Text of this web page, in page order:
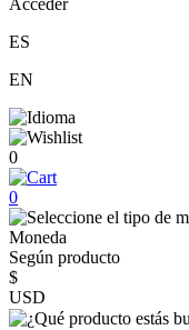
Acceder
ES
EN
0
0
Moneda
Según producto
$
USD